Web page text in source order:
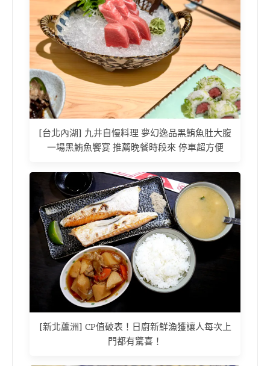
[台北內湖] 九井自慢料理 夢幻逸品黑鮪魚肚大腹
一場黑鮪魚饗宴 推薦晚餐時段來 停車超方便
[新北蘆洲] CP值破表！日廚新鮮漁獲讓人每次上
門都有驚喜！